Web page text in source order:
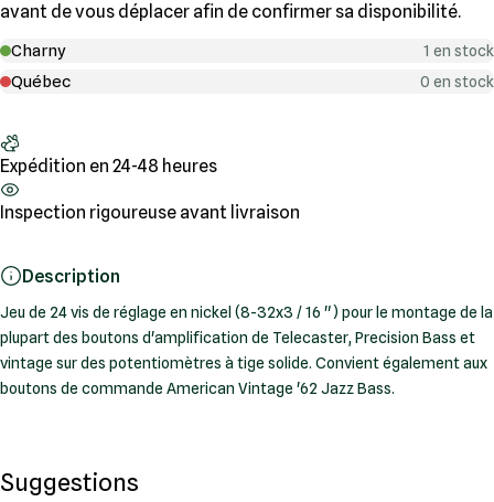
avant de vous déplacer afin de confirmer sa disponibilité.
Charny 1 en stock
Québec 0 en stock
Expédition en 24-48 heures
Inspection rigoureuse avant livraison
Description
Jeu de 24 vis de réglage en nickel (8-32x3 / 16 ") pour le montage de la
plupart des boutons d'amplification de Telecaster, Precision Bass et
vintage sur des potentiomètres à tige solide. Convient également aux
boutons de commande American Vintage '62 Jazz Bass.
Suggestions